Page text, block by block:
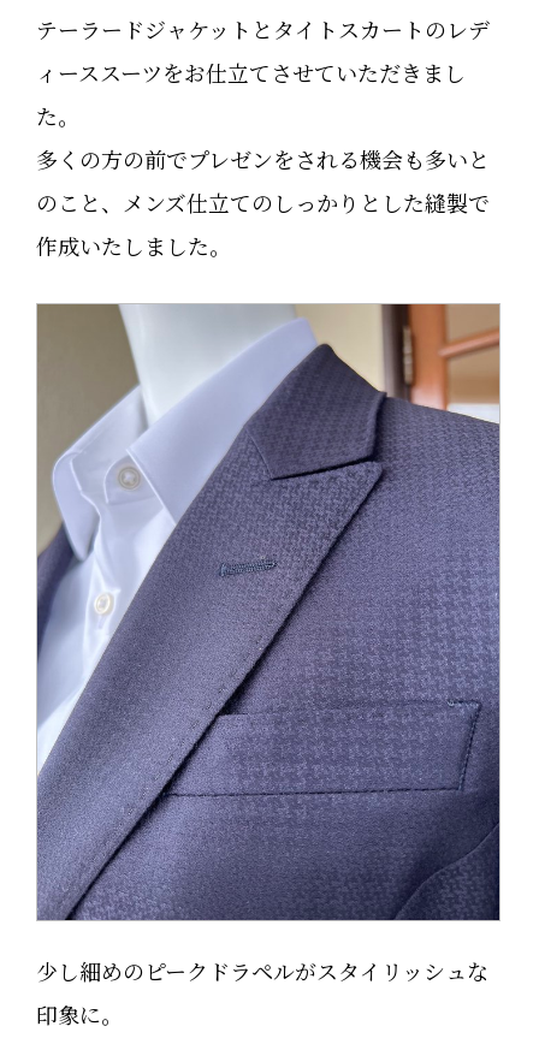
テーラードジャケットとタイトスカートのレデ
ィーススーツをお仕立てさせていただきまし
た。
多くの方の前でプレゼンをされる機会も多いと
のこと、メンズ仕立てのしっかりとした縫製で
作成いたしました。
少し細めのピークドラペルがスタイリッシュな
印象に。